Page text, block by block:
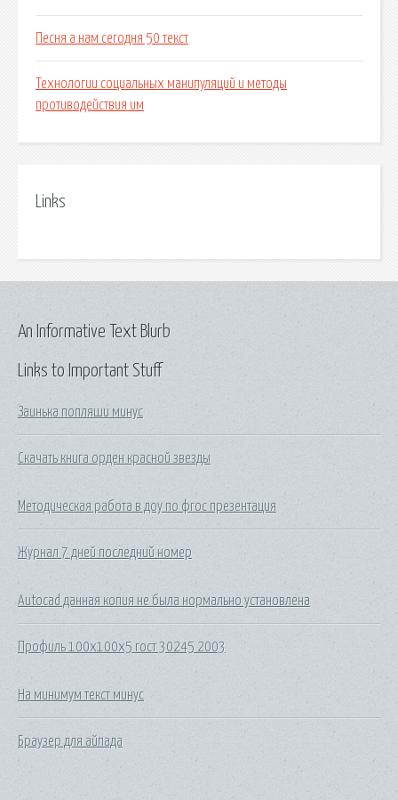
Песня а нам сегодня 50 текст
Технологии социальных манипуляций и методы
противодействия им
Links
Links to Important Stuff
Заинька попляши минус
Скачать книга орден красной звезды
Методическая работа в доу по фгос презентация
Журнал 7 дней последний номер
Autocad данная копия не была нормально установлена
Профиль 100х100х5 гост 30245 2003
На минимум текст минус
Браузер для айпада
An Informative Text Blurb